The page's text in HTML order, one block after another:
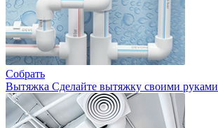
Собрать
Вытяжка Сделайте вытяжку своими руками